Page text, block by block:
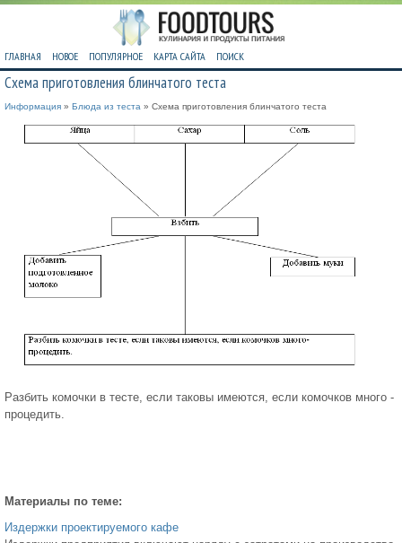
ГЛАВНАЯ НОВОЕ ПОПУЛЯРНОЕ КАРТА САЙТА ПОИСК
Схема приготовления блинчатого теста
Информация » Блюда из теста » Схема приготовления блинчатого теста
Разбить комочки в тесте, если таковы имеются, если комочков много -
процедить.
Материалы по теме:
Издержки проектируемого кафе